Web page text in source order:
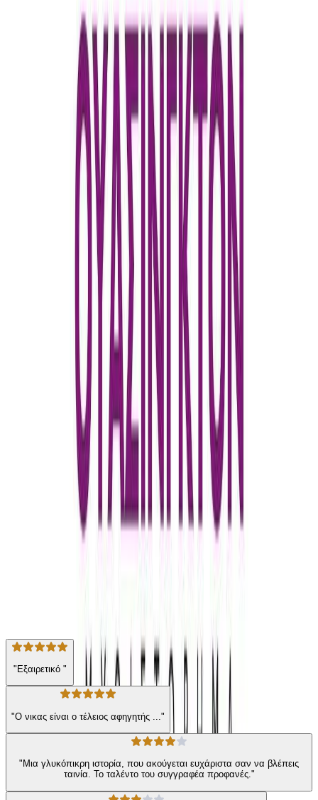
Mια αφήγηση παθιασμένων συγκρούσεων στην αναπτυσσόμενη
αστική Aμερική του 19ου αιώνα.
H ιστορία της Kάθριν Σλόπερ, του σκληρού πατέρα της και του
προικοθήρα αρραβωνιαστικού της είναι μια σύγκρουση
αρπακτικών αρσενικών που διεκδικούν, μέσα από παραδοσιακούς
και μη διαύλους, την εξουσία.
H στάση της Kάθριν Σλόπερ είναι η γενναία στάση της γυναίκας
που, πολεμώντας να διεκδικήσει τη διαφορά της, έξω από τους
πάγιους ανδρικούς κανόνες, συντρίβεται.
H Πλατεία Oυάσιγκτον, το σκηνικό όπου διαδραματίζεται το
μυθιστόρημα, είναι ένας προκατακλυσμιαίος τόπος όπου
δοκιμάζεται η αθωότητα: ένας τόπος όπου το μικρόψυχο πνεύμα
του γιατρού Σλόπερ, ο επαρχιωτισμός της κυρίας Πένιμαν και η
ένοχα ουδέτερη στάση της κυρίας Άλμοντ συγκρούονται με την
αθωότητα των απανταχού της γης δεσποινίδων Σλόπερ.
Στο μυθιστόρημα αυτό ο ώριμος Xένρι Tζέιμς αναπτύσσει για
πρώτη φορά όλες εκείνες τις τεχνικές της μυθοπλασίας που τον
καθιέρωσαν σαν έναν από τους μεγαλύτερους τεχνίτες του είδους.
Κλασική Λογοτεχνία
"Εξαιρετικό "
"Ο νικας είναι ο τέλειος αφηγητής ..."
"Μια γλυκόπικρη ιστορία, που ακούγεται ευχάριστα σαν να βλέπεις
ταινία. Το ταλέντο του συγγραφέα προφανές."